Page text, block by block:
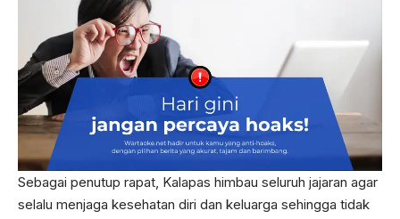
Sebagai penutup rapat, Kalapas himbau seluruh jajaran agar
selalu menjaga kesehatan diri dan keluarga sehingga tidak